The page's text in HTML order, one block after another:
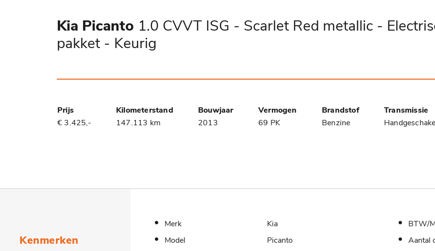
Kia Picanto 1.0 CVVT ISG - Scarlet Red metallic -
pakket - Keurig
Prijs Kilometerstand Bouwjaar Vermogen Brandstof
Transmissie
€ 3.425,-
147.113 km 2013 69 PK Benzine
Kenmerken
Merk
Kia
Model
Picanto
BTW/
Aantal